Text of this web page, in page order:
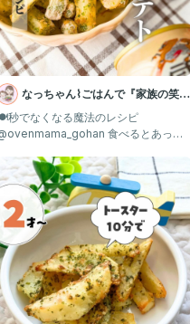
なっちゃん⌇ごはんで『家族の笑
顔』を広げるママ
秒でなくなる魔法のレシピ
食べるとあっと